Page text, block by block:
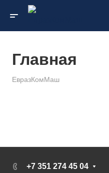
Главная
ЕвразКомМаш
+7 351 274 45 04